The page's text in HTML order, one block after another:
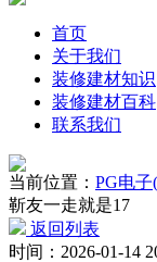
首页
关于我们
装修建材知识
装修建材百科
联系我们
当前位置： PG电
靳友一走就是17
返回列表
时间：2026-01-14